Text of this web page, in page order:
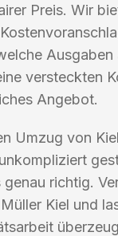
Preis. Wir
Ausgaben
versteckten
Angebot.
Umzug von
richtig.
Kiel und